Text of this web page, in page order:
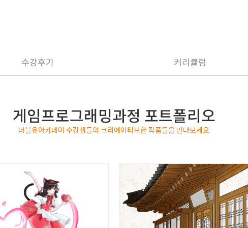
수강후기 커리큘럼
게임프로그래밍과정 포트폴리오
더블유아카데미 수강생들의 크리에이티브한 작품들을 만나보세요